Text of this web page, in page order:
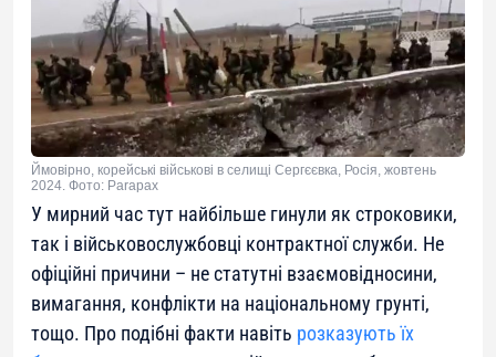
Ймовірно, корейські військові в селищі Сергєєвка, Росія, жовтень
2024. Фото: Parapax
У мирний час тут найбільше гинули як строковики,
так і військовослужбовці контрактної служби. Не
офіційні причини – не статутні взаємовідносини,
вимагання, конфлікти на національному грунті,
тощо. Про подібні факти навіть розказують їх